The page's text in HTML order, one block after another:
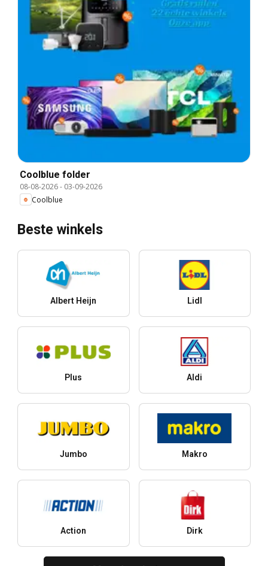
Coolblue folder
08-08-2026- 03-09-2026
Coolblue
Beste winkels
Albert Heijn Lidl
Plus Aldi
Jumbo Makro
Action Dirk